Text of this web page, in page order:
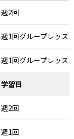
週2回
週1回グループレッス
週1回グループレッス
学習日
週2回
週1回